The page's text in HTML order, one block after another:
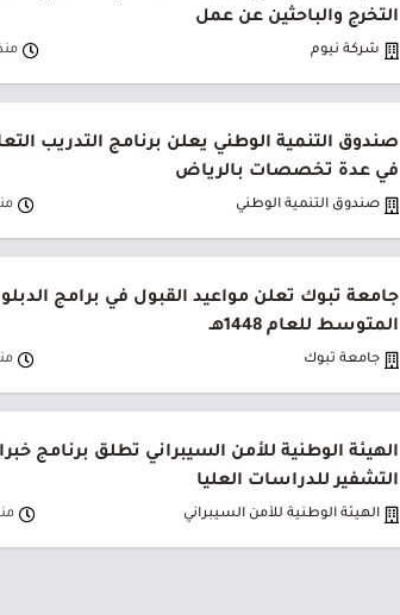
التخرج والباحثين عن عمل
شركة نيوم
صندوق التنمية الوطني يعلن برنامج التدريب
في عدة تخصصات بالرياض
صندوق التنمية الوطني منذ 3
جامعة تبوك تعلن مواعيد القبول في برامج
المتوسط للعام 1448هـ
جامعة تبوك منذ 3
الهيئة الوطنية للأمن السيبراني تطلق برنامج
التشفير للدراسات العليا
الهيئة الوطنية للأمن السيبراني منذ 4